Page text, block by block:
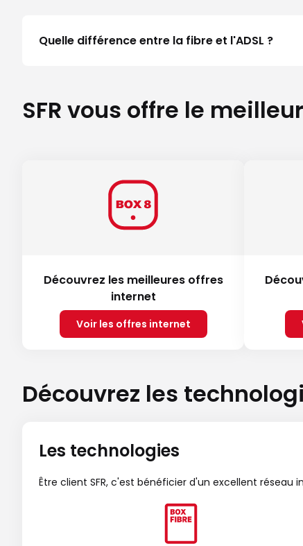
Quelle différence entre la fibre et l'ADSL ?
SFR vous offre le
Découvrez les meilleures offres
internet
Voir les offres internet
Découvrez les
Les technologies
Être client SFR, c'est bénéficier d'un excellent réseau